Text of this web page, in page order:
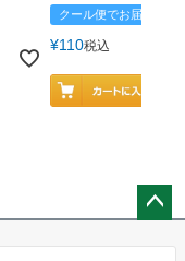
クール便でお届け
¥110税込